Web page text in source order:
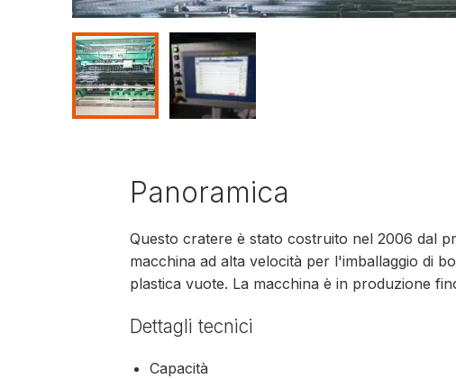
Panoramica
Questo cratere è stato costruito nel 2006 dal
macchina ad alta velocità per l'imballaggio di
plastica vuote. La macchina è in produzione
Dettagli tecnici
Capacità